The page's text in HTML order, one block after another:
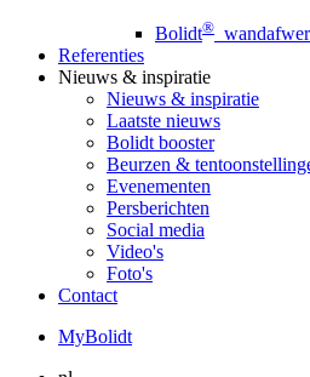
Bolidt®
Referenties
Nieuws & inspiratie
Nieuws & inspiratie
Laatste nieuws
Bolidt booster
Beurzen &
Evenementen
Persberichten
Social media
Video's
Foto's
Contact
MyBolidt